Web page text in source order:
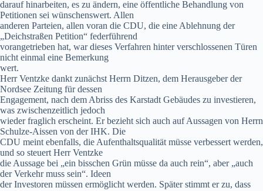
darauf hinarbeiten, es zu ändern, eine öffentliche Behandlung von
Petitionen sei wünschenswert. Allen
anderen Parteien, allen voran die CDU, die eine Ablehnung der
„Deichstraßen Petition“ federführend
vorangetrieben hat, war dieses Verfahren hinter verschlossenen Türen
nicht einmal eine Bemerkung
wert.
Herr Ventzke dankt zunächst Herrn Ditzen, dem Herausgeber der
Nordsee Zeitung für dessen
Engagement, nach dem Abriss des Karstadt Gebäudes zu investieren,
was zwischenzeitlich jedoch
wieder fraglich erscheint. Er bezieht sich auch auf Aussagen von Herrn
Schulze-Aissen von der IHK. Die
CDU meint ebenfalls, die Aufenthaltsqualität müsse verbessert werden,
und so steuert Herr Ventzke
die Aussage bei „ein bisschen Grün müsse da auch rein“, aber „auch
der Verkehr muss sein“. Ideen
der Investoren müssen ermöglicht werden. Später stimmt er zu, dass